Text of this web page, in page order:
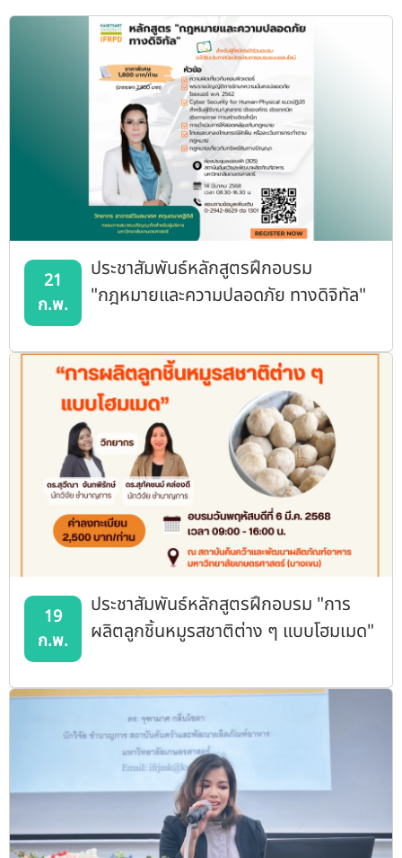
สายตรงผู้บริหาร
21
ก.พ.
ประชาสัมพันธ์หลักสูตรฝึกอบรม
"กฎหมายและความปลอดภัย ทางดิจิทัล"
19
ก.พ.
ประชาสัมพันธ์หลักสูตรฝึกอบรม "การ
ผลิตลูกชิ้นหมูรสชาติต่าง ๆ แบบโฮมเมด"